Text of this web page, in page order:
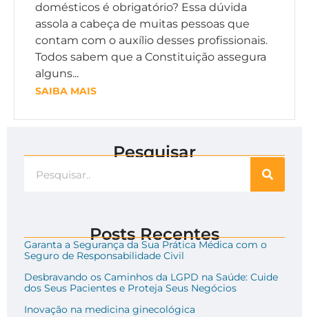
domésticos é obrigatório? Essa dúvida
assola a cabeça de muitas pessoas que
contam com o auxílio desses profissionais.
Todos sabem que a Constituição assegura
alguns...
SAIBA MAIS
Pesquisar
Posts Recentes
Garanta a Segurança da Sua Prática Médica com o
Seguro de Responsabilidade Civil
Desbravando os Caminhos da LGPD na Saúde: Cuide
dos Seus Pacientes e Proteja Seus Negócios
Inovação na medicina ginecológica